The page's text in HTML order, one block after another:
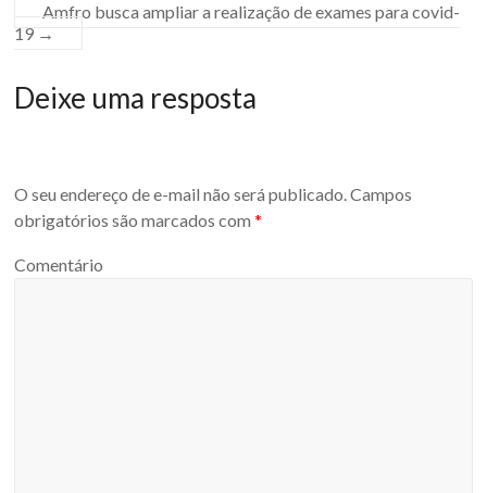
Amfro busca ampliar a realização de exames para covid-
19 →
Deixe uma resposta
O seu endereço de e-mail não será publicado. Campos
obrigatórios são marcados com*
Comentário